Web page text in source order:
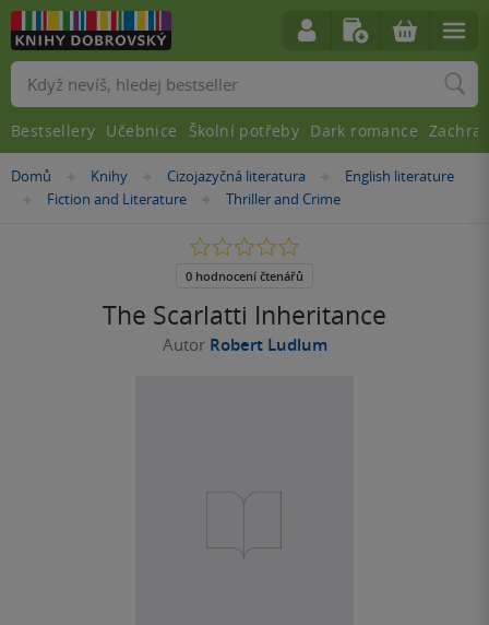
Nacházíte
Domů »Knihy »Cizojazyčná literatura »English literature
»Fiction and Literature »
Thriller and Crime
The Scarlatti Inheritance
Autor Robert Ludlum
0.0
5
0 hodnocení čtenářů
Vyhledávání
Bestsellery Učebnice Školní potřeby Dark romance